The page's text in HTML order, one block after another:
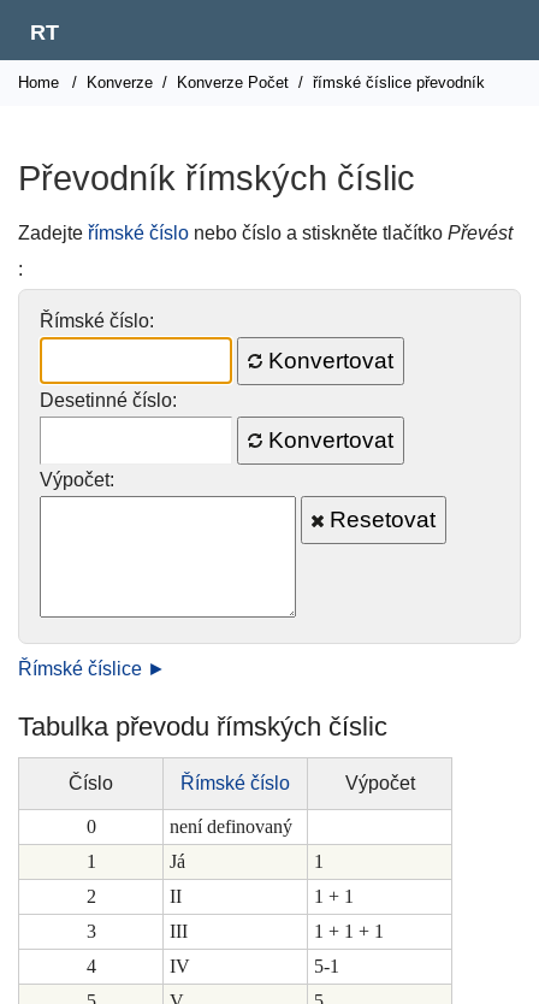
RT
Home / Konverze / Konverze Počet / římské číslice převodník
Převodník římských číslic
Zadejte římské číslo nebo číslo a stiskněte tlačítko Převést
:
Římské číslo:
Konvertovat
Desetinné číslo:
Konvertovat
Výpočet:
Resetovat
Římské číslice ►
Tabulka převodu římských číslic
Číslo Římské číslo Výpočet
0
není definovaný
1
Já
1
2
II
1 + 1
3
III
1 + 1 + 1
4
IV
5-1